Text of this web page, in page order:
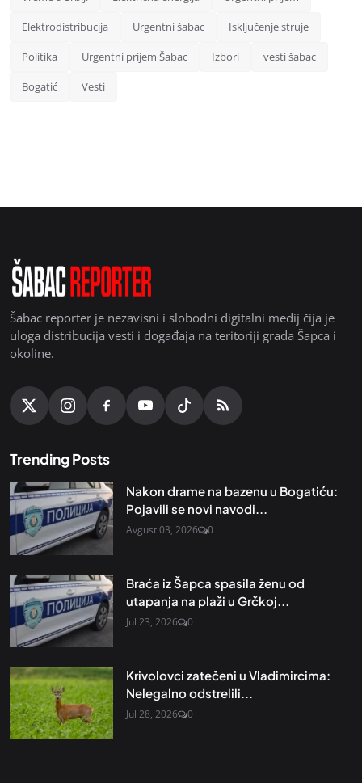
Elektrodistribucija Urgentni šabac Isključenje struje
Politika Urgentni prijem Šabac Izbori vesti šabac
Bogatić Vesti
Šabac reporter je nezavisni i slobodni digitalni medij čija je
uloga distribucija vesti i događaja na teritoriji grada Šapca i
okoline.
Trending Posts
Nakon drame na bazenu u Bogatiću:
Pojavili se novi navodi...
Avgust 03, 2026 0
Braća iz Šapca spasila ženu od
utapanja na plaži u Grčkoj...
Jul 23, 2026 0
Krivolovci zatečeni u Vladimircima:
Nelegalno odstrelili...
Jul 28, 2026 0